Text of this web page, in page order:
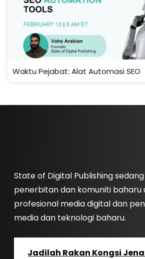
Waktu Pejabat: Alat Automasi SEO
State of Digital Publishing
penerbitan dan komuniti baharu
profesional media digital dan
media dan teknologi baharu.
Jadilah Rakan Kongsi